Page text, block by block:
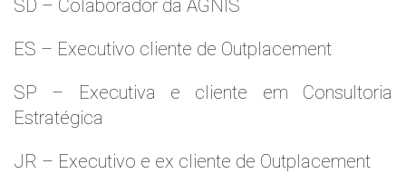
SD – Colaborador da AGNIS
ES – Executivo cliente de Outplacement
SP – Executiva e cliente em Consultoria
Estratégica
JR – Executivo e ex cliente de Outplacement